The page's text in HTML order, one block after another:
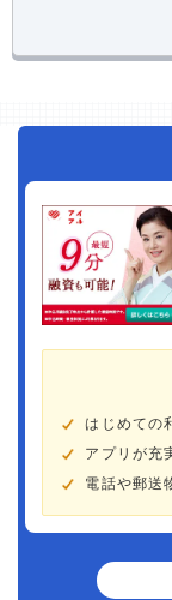
はじめての
アプリが充
電話や郵送